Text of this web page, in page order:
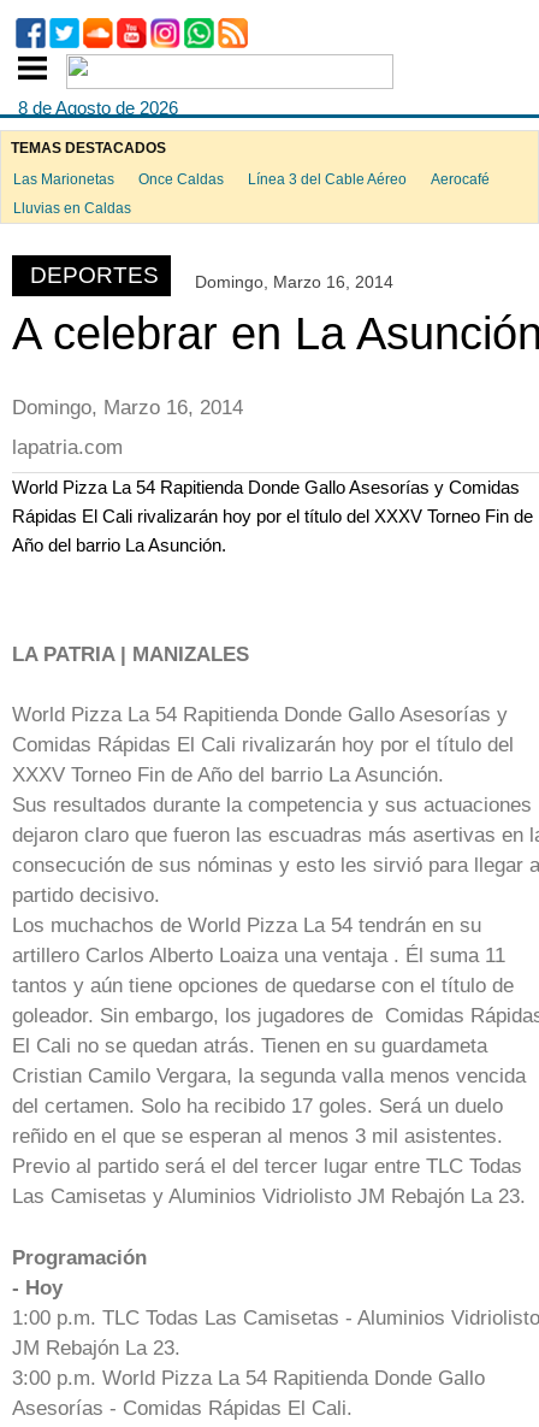
8 de Agosto de 2026
TEMAS DESTACADOS
Las Marionetas
Once Caldas Línea 3 del Cable Aéreo
Aerocafé
Lluvias en Caldas
DEPORTES Domingo, Marzo 16, 2014
A celebrar en La
Domingo, Marzo 16, 2014
lapatria.com
World Pizza La 54 Rapitienda Donde Gallo Asesorías y Comidas
Rápidas El Cali rivalizarán hoy por el título del XXXV Torneo Fin de
Año del barrio La Asunción.
LA PATRIA | MANIZALES
World Pizza La 54 Rapitienda Donde Gallo Asesorías y
Comidas Rápidas El Cali rivalizarán hoy por el título del
XXXV Torneo Fin de Año del barrio La Asunción.
Sus resultados durante la competencia y sus actuaciones
dejaron claro que fueron las escuadras más asertivas en
consecución de sus nóminas y esto les sirvió para llegar
partido decisivo.
Los muchachos de World Pizza La 54 tendrán en su
artillero Carlos Alberto Loaiza una ventaja . Él suma 11
tantos y aún tiene opciones de quedarse con el título de
goleador. Sin embargo, los jugadores de Comidas
El Cali no se quedan atrás. Tienen en su guardameta
Cristian Camilo Vergara, la segunda valla menos vencida
del certamen. Solo ha recibido 17 goles. Será un duelo
reñido en el que se esperan al menos 3 mil asistentes.
Previo al partido será el del tercer lugar entre TLC Todas
Las Camisetas y Aluminios Vidriolisto JM Rebajón La 23.
Programación
- Hoy
1:00 p.m. TLC Todas Las Camisetas - Aluminios Vidriolisto
JM Rebajón La 23.
3:00 p.m. World Pizza La 54 Rapitienda Donde Gallo
Asesorías - Comidas Rápidas El Cali.